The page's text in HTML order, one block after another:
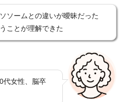
ソームとの違いが曖昧だった
ことが理解できた
代女性、脳卒